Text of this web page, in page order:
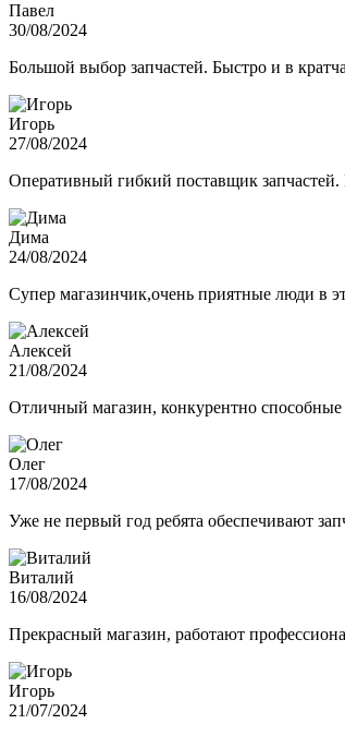
Павел
30/08/2024
Большой выбор запчастей. Быстро и в
Игорь
27/08/2024
Оперативный гибкий поставщик
Дима
24/08/2024
Супер магазинчик,очень приятные люди в
Алексей
21/08/2024
Отличный магазин, конкурентно
Олег
17/08/2024
Уже не первый год ребята обеспечивают
Виталий
16/08/2024
Прекрасный магазин, работают
Игорь
21/07/2024